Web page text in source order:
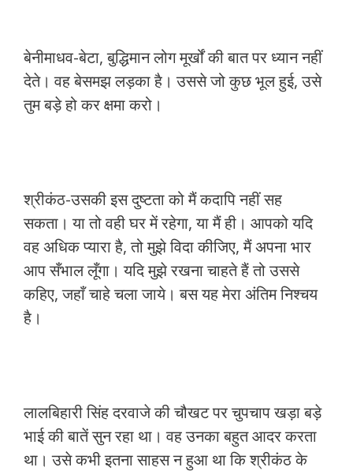
बेनीमाधव-बेटा, बुद्धिमान लोग मूर्खों की बात पर ध्यान नहीं
देते। वह बेसमझ लड़का है। उससे जो कुछ भूल हुई, उसे
तुम बड़े हो कर क्षमा करो।
श्रीकंठ-उसकी इस दुष्टता को मैं कदापि नहीं सह
सकता। या तो वही घर में रहेगा, या मैं ही। आपको यदि
वह अधिक प्यारा है, तो मुझे विदा कीजिए, मैं अपना भार
आप सँभाल लूँगा। यदि मुझे रखना चाहते हैं तो उससे
कहिए, जहाँ चाहे चला जाये। बस यह मेरा अंतिम निश्चय
है।
लालबिहारी सिंह दरवाजे की चौखट पर चुपचाप खड़ा बड़े
भाई की बातें सुन रहा था। वह उनका बहुत आदर करता
था। उसे कभी इतना साहस न हुआ था कि श्रीकंठ के